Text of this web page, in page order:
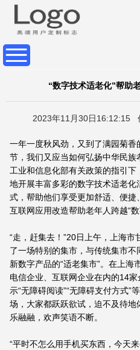
“数字技术适老化”帮助
2023年11月30日16:12:15
一年一度秋风劲，又到了满园菊
节，我们又应当如何弘扬中华民
工业和信息化部有关政策的指引
地开展丰富多彩的数字技术适老
式，帮助他们享受更加舒适、便捷
互联网应用改造帮助老年人跨越“
“走，赶集去！”20日上午，上海
了一场特别的集市，与传统集市
新数字产品的“适老集市”。在上
电信企业、互联网企业在内的14家
示“无障碍阅读”“无障碍支付方式”
场，大家都跃跃欲试，迫不及待
乐融融，欢声笑语不断。
“平时不怎么用手机买东西，今天